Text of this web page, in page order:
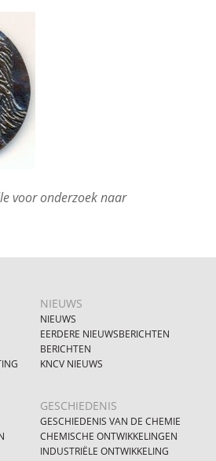
voor onderzoek naar
NIEUWS
NIEUWS
EERDERE NIEUWSBERICHTEN
BERICHTEN
KNCV NIEUWS
GESCHIEDENIS
GESCHIEDENIS VAN DE CHEMIE
CHEMISCHE ONTWIKKELINGEN
INDUSTRIËLE ONTWIKKELING